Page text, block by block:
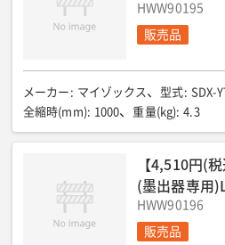
HWW90195
販売品
メーカー : マイゾックス 型式: SDX-
全縮時(mm): 1000 重量(kg): 4.3
【4,510円(
(墨出器専用
HWW90196
販売品